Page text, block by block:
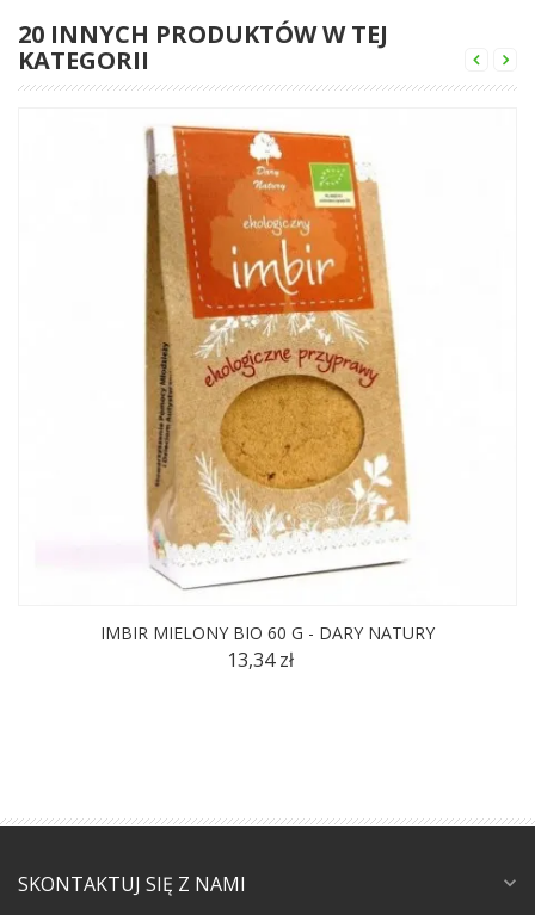
20 INNYCH PRODUKTÓW W TEJ
KATEGORII
IMBIR MIELONY BIO 60 G - DARY NATURY
13,34 zł
SKONTAKTUJ SIĘ Z NAMI expand_more